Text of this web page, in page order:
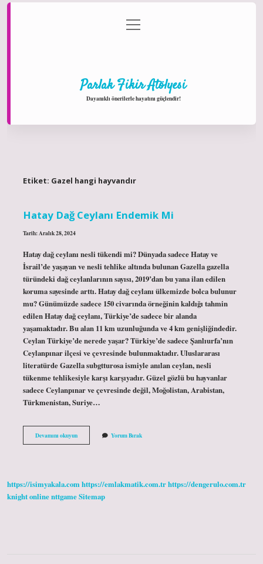
Gizlilik Politikası
menüyü
aç
Parlak Fikir Atölyesi
Dayanıklı önerilerle hayatını güçlendir!
Etiket: Gazel hangi hayvandır
Hatay Dağ Ceylanı Endemik Mi
Tarih: Aralık 28, 2024
Hatay dağ ceylanı nesli tükendi mi? Dünyada sadece Hatay ve
İsrail’de yaşayan ve nesli tehlike altında bulunan Gazella gazella
türündeki dağ ceylanlarının sayısı, 2019’dan bu yana ilan edilen
koruma sayesinde arttı. Hatay dağ ceylanı ülkemizde bolca bulunur
mu? Günümüzde sadece 150 civarında örneğinin kaldığı tahmin
edilen Hatay dağ ceylanı, Türkiye’de sadece bir alanda
yaşamaktadır. Bu alan 11 km uzunluğunda ve 4 km genişliğindedir.
Ceylan Türkiye’de nerede yaşar? Türkiye’de sadece Şanlıurfa’nın
Ceylanpınar ilçesi ve çevresinde bulunmaktadır. Uluslararası
literatürde Gazella subgtturosa ismiyle anılan ceylan, nesli
tükenme tehlikesiyle karşı karşıyadır. Güzel gözlü bu hayvanlar
sadece Ceylanpınar ve çevresinde değil, Moğolistan, Arabistan,
Türkmenistan, Suriye…
Devamını okuyunHatay
Dağ
Yorum Bırak
https://isimyakala.comhttps://emlakmatik.com.trhttps://dengerulo.com.tr
knight onlinenttgameSitemap